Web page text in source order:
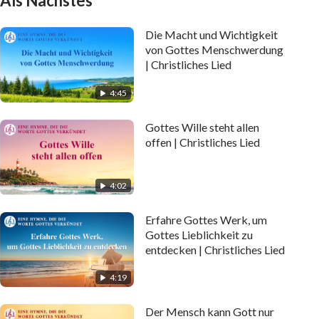
4:45
Die Macht und Wichtigkeit
von Gottes Menschwerdung
| Christliches Lied
4:02
Gottes Wille steht allen
offen | Christliches Lied
4:19
Erfahre Gottes Werk, um
Gottes Lieblichkeit zu
entdecken | Christliches Lied
Der Mensch kann Gott nur